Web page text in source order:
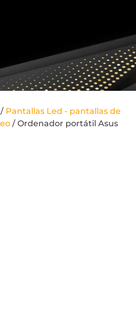
/ Pantallas Led - pantallas de
/ Ordenador portátil Asus